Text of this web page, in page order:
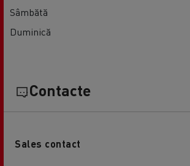
Sâmbătă
Duminică
Contacte
Sales contact